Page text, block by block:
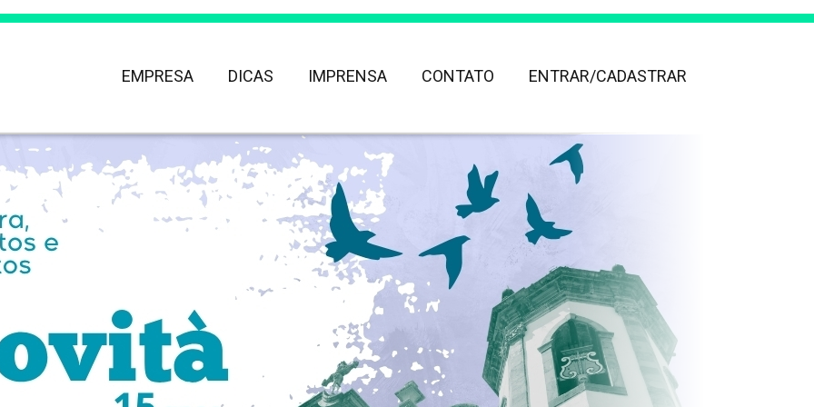
EMPRESA DICAS IMPRENSA CONTATO ENTRAR/CADASTRAR